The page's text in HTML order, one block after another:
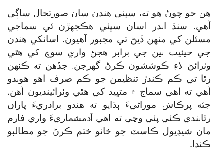
هن جو چوڻ هو ته، سڀني هندن سان صورتحال ساڳي
آهي. سنڌ اندر اسان سڀئي هڪجهڙن ئي سماجي
مسئلن کي منهن ڏيڻ تي مجبور آهيون. اسانکي هندن
جي حيثيت ٻين جي برابر هجڻ واري سوچ کي هٿي
وٺرائڻ لاءِ ڪوششون ڪرڻ گھرجن. جڏهن ته ڪنهن
رٿا تي ڪم ڪندڙ تنظيمن جو ڪم صرف اهو هوندو
آهي ته اهي سماج ۾ متڀيد کي هٿي وٺرائينديون آهن.
جئه پرڪاش موراڻيءَ ٻڌايو ته هندو برادريءَ پاران
رٿابندي ڪئي پئي وڃي ته اهي آدمشماريءَ واري فارم
مان شيڊيول ڪاسٽ جو خانو ختم ڪرڻ جو مطالبو
ڪندا.